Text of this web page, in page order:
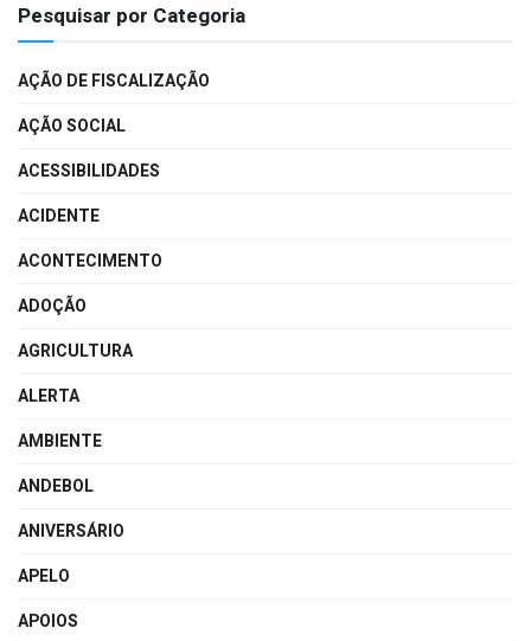
Pesquisar por Categoria
AÇÃO DE FISCALIZAÇÃO
AÇÃO SOCIAL
ACESSIBILIDADES
ACIDENTE
ACONTECIMENTO
ADOÇÃO
AGRICULTURA
ALERTA
AMBIENTE
ANDEBOL
ANIVERSÁRIO
APELO
APOIOS